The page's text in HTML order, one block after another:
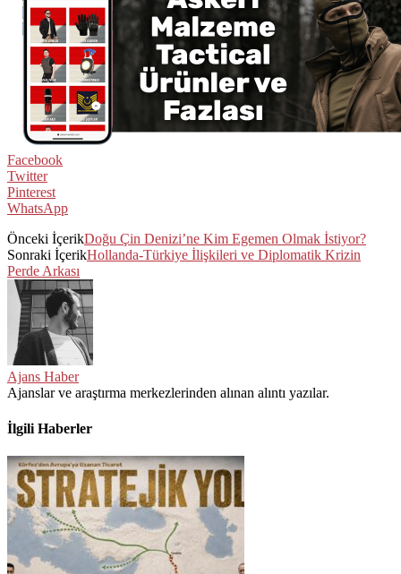
Facebook
Twitter
Pinterest
WhatsApp
Önceki İçerikDoğu Çin Denizi’ne Kim Egemen Olmak İstiyor?
Sonraki İçerikHollanda-Türkiye İlişkileri ve Diplomatik Krizin
Perde Arkası
Ajans Haber
Ajanslar ve araştırma merkezlerinden alınan alıntı yazılar.
İlgili Haberler